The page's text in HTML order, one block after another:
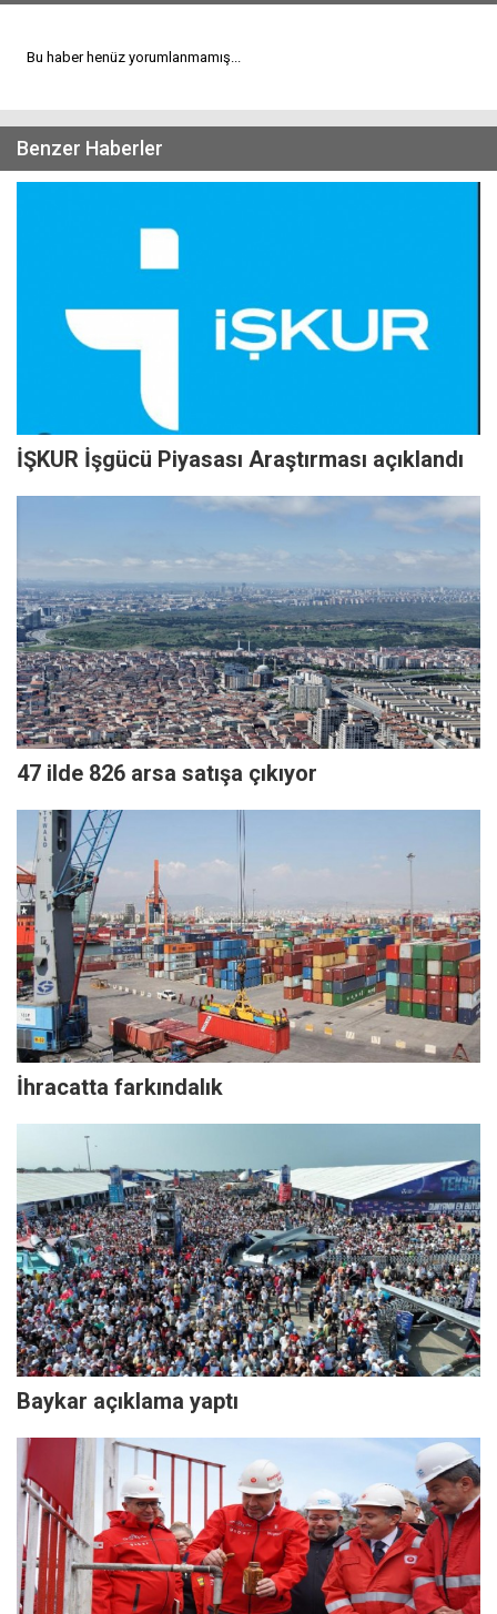
Bu haber henüz yorumlanmamış...
Benzer Haberler
İŞKUR İşgücü Piyasası Araştırması açıklandı
47 ilde 826 arsa satışa çıkıyor
İhracatta farkındalık
Baykar açıklama yaptı